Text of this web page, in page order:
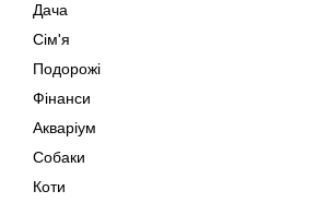
Дача
Сім'я
Подорожі
Фінанси
Акваріум
Собаки
Коти